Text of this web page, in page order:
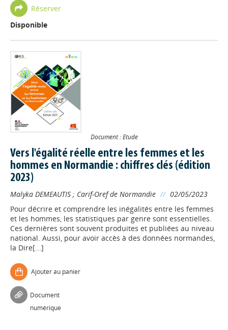
Réserver
Disponible
Document : Etude
Vers l'égalité réelle entre les femmes et les
hommes en Normandie : chiffres clés (édition
2023)
Malyka DEMEAUTIS ; Carif-Oref de Normandie // 02/05/2023
Pour décrire et comprendre les inégalités entre les femmes
et les hommes, les statistiques par genre sont essentielles.
Ces dernières sont souvent produites et publiées au niveau
national. Aussi, pour avoir accès à des données normandes,
la Dire[...]
Ajouter au panier
Document
numérique